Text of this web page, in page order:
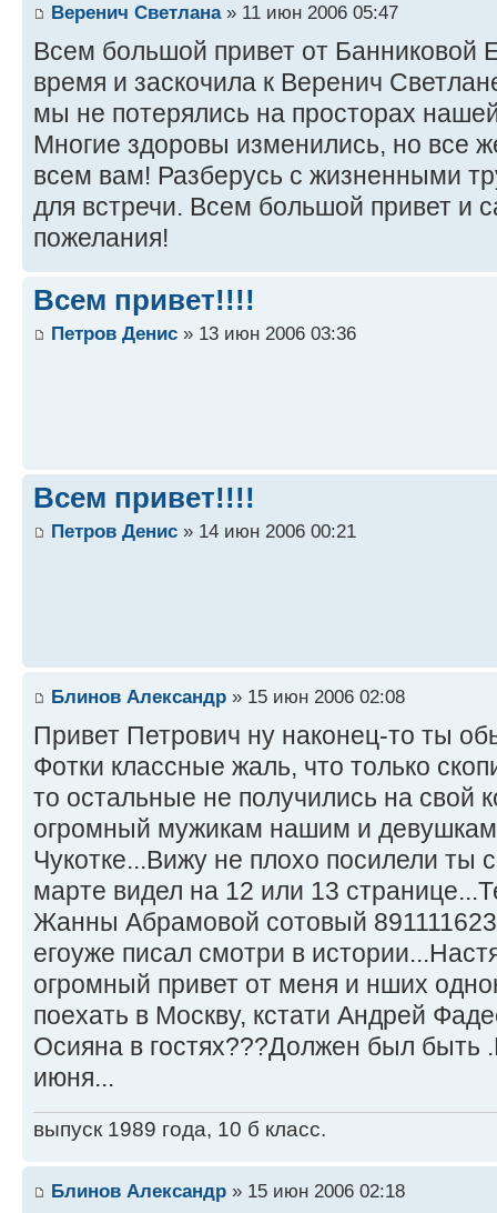
Веренич Светлана» 11 июн 2006 05:47
Всем большой привет от
время и заскочила к Веренич
мы не потерялись на просторах
Многие здоровы изменились, но все
всем вам! Разберусь с жизненными
для встречи. Всем большой привет и
пожелания!
Всем привет!!!!
Петров Денис » 13 июн 2006 03:36
Всем привет!!!!
Петров Денис » 14 июн 2006 00:21
Блинов Александр » 15 июн 2006 02:08
Привет Петрович ну наконец-то ты
Фотки классные жаль, что только
то остальные не получились на свой
огромный мужикам нашим и девушкам
Чукотке...Вижу не плохо посилели ты
марте видел на 12 или 13
Жанны Абрамовой сотовый
егоуже писал смотри в
огромный привет от меня и нших
поехать в Москву, кстати Андрей
Осияна в гостях???Должен был быть
июня...
выпуск 1989 года, 10 б класс.
Блинов Александр » 15 июн 2006 02:18